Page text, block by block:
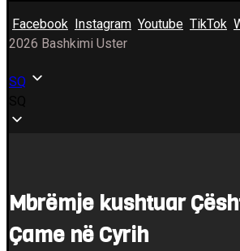
Facebook Instagram Youtube TikTok
2026 Bashkimi Uster
SQ
Mbrëmje kushtuar
Çame në Cyrih